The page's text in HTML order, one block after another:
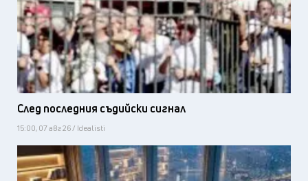
След последния съдийски сигнал
15:00, 07 авг 26 / Idealisti